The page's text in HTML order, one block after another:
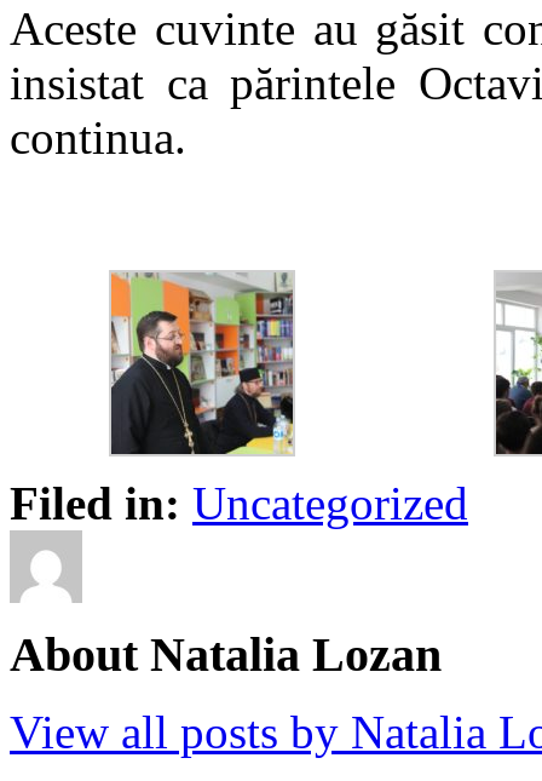
Aceste cuvinte au găsit
insistat ca părintele
continua.
Filed in: Uncategorized
About Natalia Lozan
View all posts by Natalia